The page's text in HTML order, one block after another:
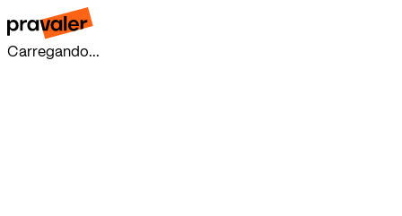
Carregando...